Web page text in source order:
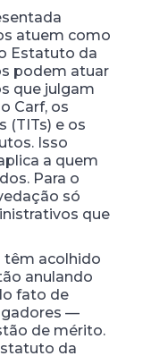
atuem como
Estatuto da
podem atuar
que julgam
Carf, os
(TITs) e os
Isso
a quem
Para o
só
que
têm acolhido
anulando
fato de
—
de mérito.
da